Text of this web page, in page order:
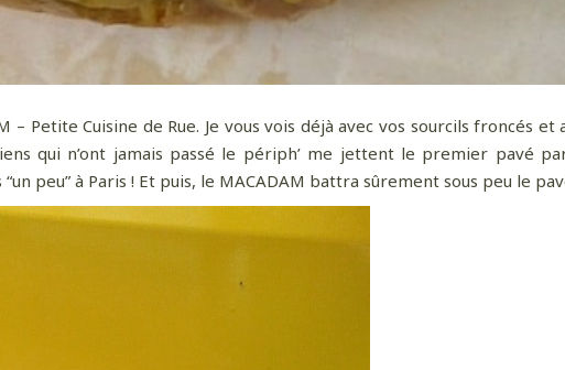
Cuisine de Rue. Je vous vois déjà avec vos sourcils froncés et
qui n’ont jamais passé le périph’ me jettent le premier pavé
peu” à Paris ! Et puis, le MACADAM battra sûrement sous peu le